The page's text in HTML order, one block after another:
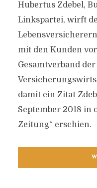
Hubertus Zdebel,
Linkspartei, wirft
mit den Kunden
Gesamtverband
damit ein Zitat
September 2018 in
Zeitung“ erschien.